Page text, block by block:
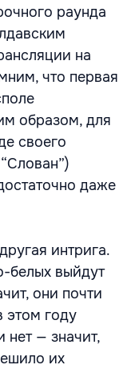
раунда
на
что первая
образом, для
своего
даже
интрига.
белых выйдут
они почти
этом году
нет — значит,
их